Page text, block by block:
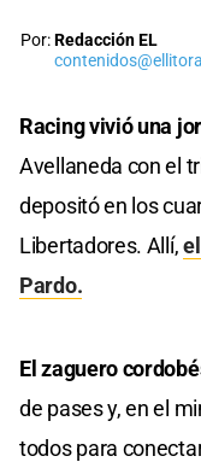
Por:Redacción EL
Racing vivió una
Avellaneda con el
depositó en los
Libertadores. Allí,
Pardo.
El zaguero
de pases y, en el
todos para